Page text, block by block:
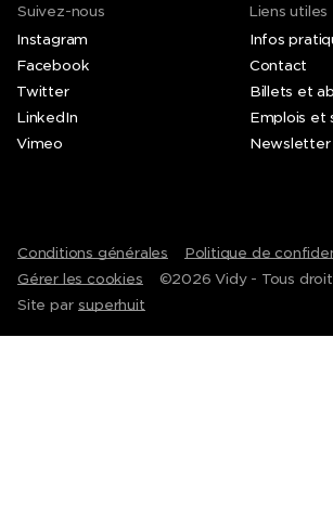
S'inscrire au spectacle de fin Liens utiles
Infos
Contact
Billets et
Emplois et
Newsletter
Suivez-nous
Instagram
Facebook
Twitter
LinkedIn
Vimeo
Conditions générales
Politique de
Gérer les cookies
©2026 Vidy - Tous
Site par superhuit